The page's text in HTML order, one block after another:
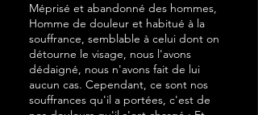
Méprisé et abandonné des hommes,
Homme de douleur et habitué à la
souffrance, semblable à celui dont on
détourne le visage, nous l'avons
dédaigné, nous n'avons fait de lui
aucun cas. Cependant, ce sont nos
souffrances qu'il a portées, c'est de